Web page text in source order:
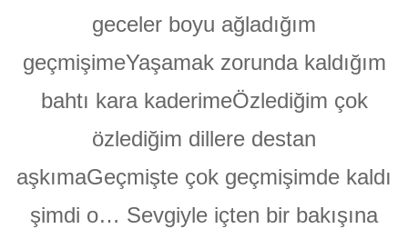
geceler boyu ağladığım
geçmişimeYaşamak zorunda kaldığım
bahtı kara kaderimeÖzlediğim çok
özlediğim dillere destan
aşkımaGeçmişte çok geçmişimde kaldı
şimdi o… Sevgiyle içten bir bakışına